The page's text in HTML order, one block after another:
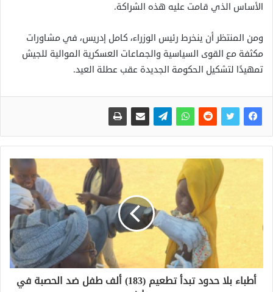
الأساس الذي قامت عليه هذه الشراكة.
ومن المنتظر أن ينخرط رئيس الوزراء، كامل إدريس، في مشاورات
مكثفة مع القوى السياسية والجماعات العسكرية الموالية للجيش
تمهيدًا لتشكيل الحكومة الجديدة عقب عطلة العيد.
أطباء بلا حدود تبدأ تطعيم (183) ألف طفل ضد الحصبة في